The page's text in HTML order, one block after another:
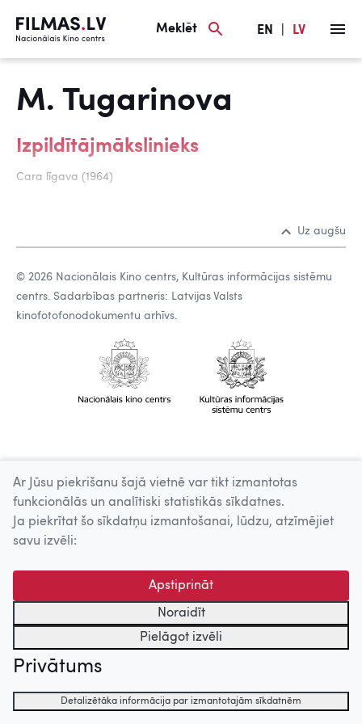
Meklēt EN LV
M. Tugarinova
Izpildītājmākslinieks
Cara līgava (1964)
Uz augšu
© 2026 Nacionālais Kino centrs, Kultūras informācijas sistēmu
centrs. Sadarbības partneris: Latvijas Valsts
kinofotofonodokumentu arhīvs.
Ar Jūsu piekrišanu šajā vietnē var tikt izmantotas
funkcionālās un analītiski statistikās sīkdatnes.
Ja piekrītat šo sīkdatņu izmantošanai, lūdzu, atzīmējiet
savu izvēli:
Apstiprināt
Noraidīt
Pielāgot izvēli
Privātums
Detalizētāka informācija par izmantotajām sīkdatnēm